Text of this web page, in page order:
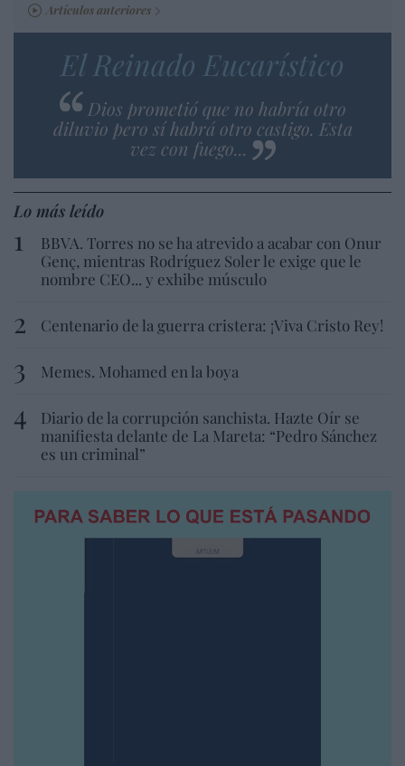
Artículos anteriores
El Reinado Eucarístico
Dios prometió que no habría otro
diluvio pero sí habrá otro castigo. Esta
vez con fuego...
Lo más leído
BBVA. Torres no se ha atrevido a acabar con Onur
Genç, mientras Rodríguez Soler le exige que le
nombre CEO... y exhibe músculo
Centenario de la guerra cristera: ¡Viva Cristo Rey!
Memes. Mohamed en la boya
Diario de la corrupción sanchista. Hazte Oír se
manifiesta delante de La Mareta: “Pedro Sánchez
es un criminal”